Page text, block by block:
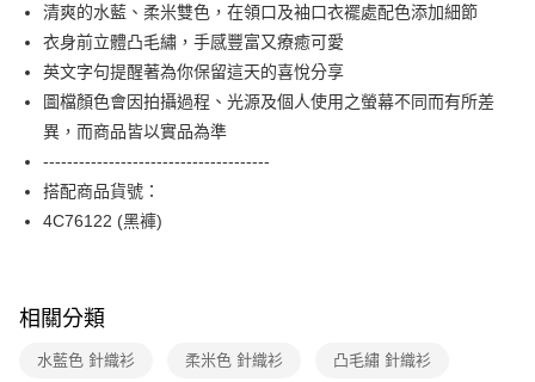
國泰世華商業銀行
兆豐國際商業銀行
臺灣中小企業銀行
台中商業銀行
匯豐（台灣）商業銀行
華泰商業銀行
聯邦商業銀行
遠東國際商業銀行
元大商業銀行
永豐商業銀行
玉山商業銀行
台新國際商業銀行
台灣樂天信用卡公司
街口支付
AFTEE先享後付
相關說明
【關於「AFTEE先享後付」】
１．簡單：不需註冊會員、不需綁卡、不需儲值。
２．便利：只要手機號碼，簡訊認證，即可結帳。
結帳頁面，進行簡訊認證並確認金額後，即可完成結帳。
３．收到繳費通知簡訊後14天內，點擊此簡訊中的連結，可透過四大超商／
付款後7-11取貨
每筆NT$90，滿NT$3,600(含以上)免運費
清爽的水藍、柔米雙色，在領口及袖口衣襬處配色添加細節
衣身前立體凸毛繡，手感豐富又療癒可愛
英文字句提醒著為你保留這天的喜悅分享
圖檔顏色會因拍攝過程、光源及個人使用之螢幕不同而有所差
異，而商品皆以實品為準
--------------------------------------
搭配商品貨號：
4C76122 (黑褲)
相關分類
水藍色 針織衫 柔米色 針織衫 凸毛繡 針織衫